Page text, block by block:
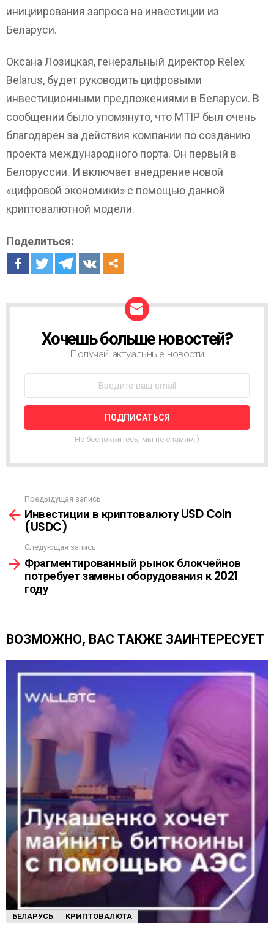
инициирования запроса на инвестиции из
Беларуси.
Оксана Лозицкая, генеральный директор Relex
Belarus, будет руководить цифровыми
инвестиционными предложениями в Беларуси. В
сообщении было упомянуто, что MTIP был очень
благодарен за действия компании по созданию
проекта международного порта. Он первый в
Белоруссии. И включает внедрение новой
«цифровой экономики» с помощью данной
криптовалютной модели.
Поделиться:
О
Т
Н
Я
С
Ы
Л
К
А
Хочешь больше новостей?
Получай актуальные новости
Не беспокойтесь, мы не спамим;)
м
е
е
Предыдущая запись
Инвестиции в криптовалюту USD Coin
(USDC)
Следующая запись
Фрагментированный рынок блокчейнов
потребует замены оборудования к 2021
году
ВОЗМОЖНО, ВАС ТАКЖЕ ЗАИНТЕРЕСУЕТ
БЕЛАРУСЬ КРИПТОВАЛЮТА